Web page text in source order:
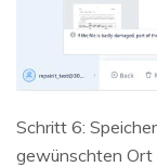
Schritt 6:
gewünschten Ort